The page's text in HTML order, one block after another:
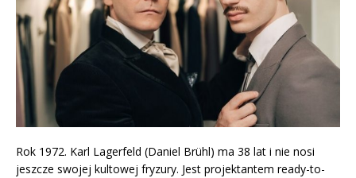
Rok 1972. Karl Lagerfeld (Daniel Brühl) ma 38 lat i nie nosi
jeszcze swojej kultowej fryzury. Jest projektantem ready-to-